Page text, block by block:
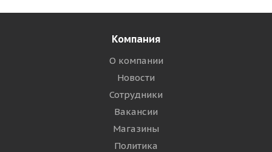
Компания
О компании
Новости
Сотрудники
Вакансии
Магазины
Политика